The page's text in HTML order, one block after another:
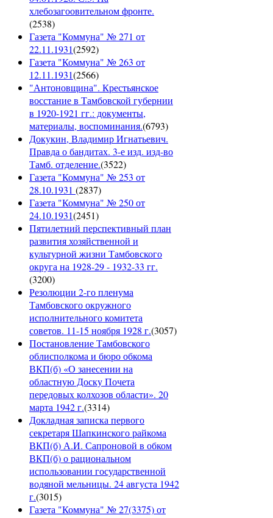
хлебозагоовительном фронте.
(2538)
Газета "Коммуна" № 271 от
22.11.1931(2592)
Газета "Коммуна" № 263 от
12.11.1931(2566)
"Антоновщина". Крестьянское
восстание в Тамбовской губернии
в 1920-1921 гг.: документы,
материалы, воспоминания.(6793)
Докукин, Владимир Игнатьевич.
Правда о бандитах. 3-е изд. изд-во
Тамб. отделение.(3522)
Газета "Коммуна" № 253 от
28.10.1931 (2837)
Газета "Коммуна" № 250 от
24.10.1931(2451)
Пятилетний перспективный план
развития хозяйственной и
культурной жизни Тамбовского
округа на 1928-29 - 1932-33 гг.
(3200)
Резолюции 2-го пленума
Тамбовского окружного
исполнительного комитета
советов. 11-15 ноября 1928 г.(3057)
Постановление Тамбовского
облисполкома и бюро обкома
ВКП(б) «О занесении на
областную Доску Почета
передовых колхозов области». 20
марта 1942 г.(3314)
Докладная записка первого
секретаря Шапкинского райкома
ВКП(б) А.И. Сапроновой в обком
ВКП(б) о рациональном
использовании государственной
водяной мельницы. 24 августа 1942
г.(3015)
Газета "Коммуна" № 27(3375) от